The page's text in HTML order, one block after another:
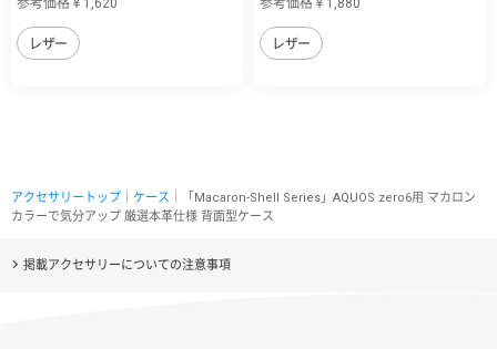
レザー レザー
アクセサリートップ ケース ｜「Macaron-Shell Series」AQUOS zero6用 マカロン
カラーで気分アップ 厳選本革仕様 背面型ケース
掲載アクセサリーについての注意事項